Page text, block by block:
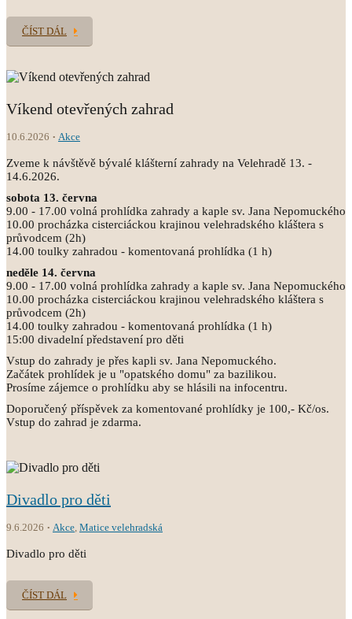
ČÍST DÁL
Víkend otevřených zahrad
10.6.2026 Akce
Zveme k návštěvě bývalé klášterní zahrady na Velehradě 13. -
14.6.2026.
sobota 13. června
9.00 - 17.00 volná prohlídka zahrady a kaple sv. Jana Nepomuckého
10.00 procházka cisterciáckou krajinou velehradského kláštera s
průvodcem (2h)
14.00 toulky zahradou - komentovaná prohlídka (1 h)
neděle 14. června
9.00 - 17.00 volná prohlídka zahrady a kaple sv. Jana Nepomuckého
10.00 procházka cisterciáckou krajinou velehradského kláštera s
průvodcem (2h)
14.00 toulky zahradou - komentovaná prohlídka (1 h)
15:00 divadelní představení pro děti
Vstup do zahrady je přes kapli sv. Jana Nepomuckého.
Začátek prohlídek je u "opatského domu" za bazilikou.
Prosíme zájemce o prohlídku aby se hlásili na infocentru.
Doporučený příspěvek za komentované prohlídky je 100,- Kč/os.
Vstup do zahrad je zdarma.
Divadlo pro děti
9.6.2026 Akce, Matice velehradská
Divadlo pro děti
ČÍST DÁL